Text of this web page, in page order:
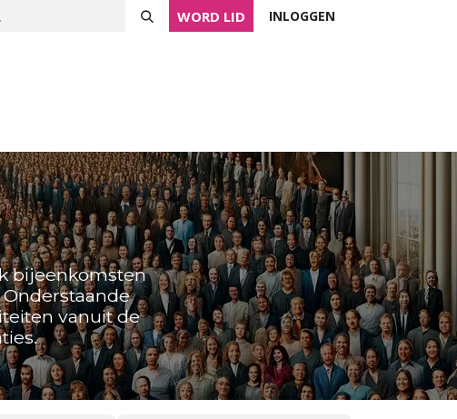
WORD LID INLOGGEN
bijeenkomsten
vanuit de